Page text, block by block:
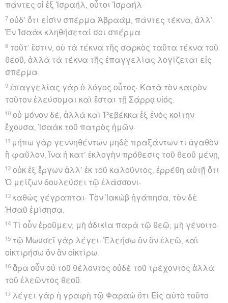
πάντες οἱ ἐξ Ἰσραήλ, οὗτοι Ἰσραήλ·
7 οὐδ’ ὅτι εἰσὶν σπέρμα Ἀβραάμ, πάντες τέκνα, ἀλλ’·
Ἐν Ἰσαὰκ κληθήσεταί σοι σπέρμα.
8 τοῦτ’ ἔστιν, οὐ τὰ τέκνα τῆς σαρκὸς ταῦτα τέκνα τοῦ
θεοῦ, ἀλλὰ τὰ τέκνα τῆς ἐπαγγελίας λογίζεται εἰς
σπέρμα·
9 ἐπαγγελίας γὰρ ὁ λόγος οὗτος· Κατὰ τὸν καιρὸν
τοῦτον ἐλεύσομαι καὶ ἔσται τῇ Σάρρᾳ υἱός.
10 οὐ μόνον δέ, ἀλλὰ καὶ Ῥεβέκκα ἐξ ἑνὸς κοίτην
ἔχουσα, Ἰσαὰκ τοῦ πατρὸς ἡμῶν·
11 μήπω γὰρ γεννηθέντων μηδὲ πραξάντων τι ἀγαθὸν
ἢ φαῦλον, ἵνα ἡ κατ’ ἐκλογὴν πρόθεσις τοῦ θεοῦ μένῃ,
12 οὐκ ἐξ ἔργων ἀλλ’ ἐκ τοῦ καλοῦντος, ἐρρέθη αὐτῇ ὅτι
Ὁ μείζων δουλεύσει τῷ ἐλάσσονι·
13 καθὼς γέγραπται· Τὸν Ἰακὼβ ἠγάπησα, τὸν δὲ
Ἠσαῦ ἐμίσησα.
14 Τί οὖν ἐροῦμεν; μὴ ἀδικία παρὰ τῷ θεῷ; μὴ γένοιτο·
15 τῷ Μωϋσεῖ γὰρ λέγει· Ἐλεήσω ὃν ἂν ἐλεῶ, καὶ
οἰκτιρήσω ὃν ἂν οἰκτίρω.
16 ἄρα οὖν οὐ τοῦ θέλοντος οὐδὲ τοῦ τρέχοντος ἀλλὰ
τοῦ ἐλεῶντος θεοῦ.
17 λέγει γὰρ ἡ γραφὴ τῷ Φαραὼ ὅτι Εἰς αὐτὸ τοῦτο